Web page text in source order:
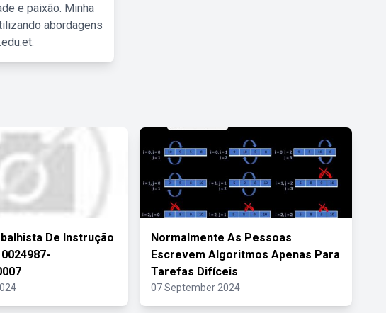
e paixão. Minha
abordagens
De Instrução
Normalmente As Pessoas
Escrevem Algoritmos Apenas Para
Tarefas Difíceis
07 September 2024